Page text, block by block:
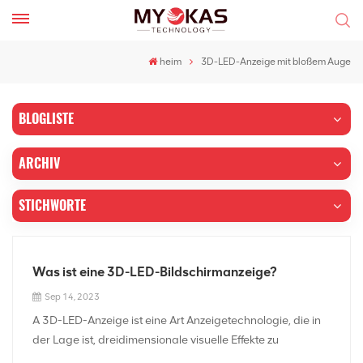
heim 3D-LED-Anzeige mit bloßem Auge
BLOGLISTE
ARCHIV
STICHWORTE
Was ist eine 3D-LED-Bildschirmanzeige?
Sep 14, 2023
A 3D-LED-Anzeige ist eine Art Anzeigetechnologie, die in
der Lage ist, dreidimensionale visuelle Effekte zu